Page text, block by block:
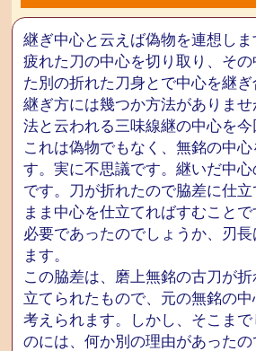
継ぎ中心と云えば偽物を連想し
疲れた刀の中心を切り取り、そ
た別の折れた刀身とで中心を継ぎ
継ぎ方には幾つか方法がありま
法と云われる三味線継の中心を今
これは偽物でもなく、無銘の中
す。実に不思議です。継いだ中
です。刀が折れたので脇差に仕
まま中心を仕立てればすむこと
必要であったのでしょうか、刃
ます。
この脇差は、磨上無銘の古刀が
立てられたもので、元の無銘の
考えられます。しかし、そこま
のには、何か別の理由があった